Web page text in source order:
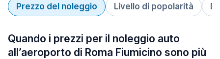
Prezzo del noleggio Livello di popolarità
Quando i prezzi per il noleggio auto
all’aeroporto di Roma Fiumicino sono più